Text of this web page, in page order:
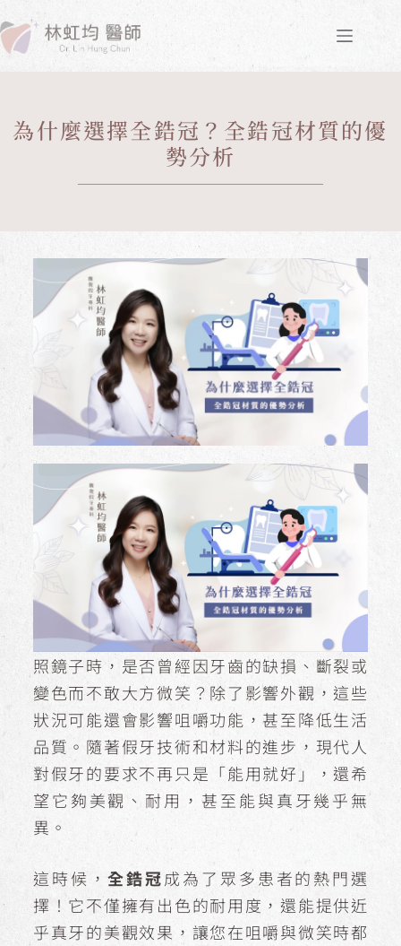
為什麼選擇全鋯冠？全鋯冠材質的優
勢分析
照鏡子時，是否曾經因牙齒的缺損、斷裂或
變色而不敢大方微笑？除了影響外觀，這些
狀況可能還會影響咀嚼功能，甚至降低生活
品質。隨著假牙技術和材料的進步，現代人
對假牙的要求不再只是「能用就好」，還希
望它夠美觀、耐用，甚至能與真牙幾乎無
異。
這時候，全鋯冠成為了眾多患者的熱門選
擇！它不僅擁有出色的耐用度，還能提供近
乎真牙的美觀效果，讓您在咀嚼與微笑時都